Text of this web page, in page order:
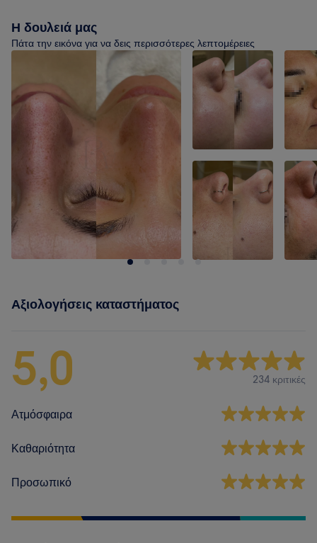
Η δουλειά μας
Πάτα την εικόνα για να δεις περισσότερες λεπτομέρειες
Αξιολογήσεις καταστήματος
5,0 234 κριτικές
Ατμόσφαιρα
Καθαριότητα
Προσωπικό